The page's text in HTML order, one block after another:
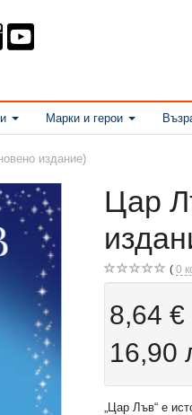
Марки и герои
издание)
Цар
0
8,64 €
16,90
„Цар Лъв“ е